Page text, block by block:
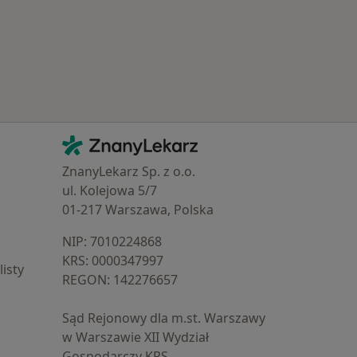
Kontakt
ZnanyLekarz - Strona główna
ZnanyLekarz Sp. z o.o.
ul. Kolejowa 5/7
01-217 Warszawa, Polska
NIP: ⁠7010224868
KRS: ⁠0000347997
REGON: ⁠142276657
Sąd Rejonowy dla m.st. Warszawy
w Warszawie XII Wydział